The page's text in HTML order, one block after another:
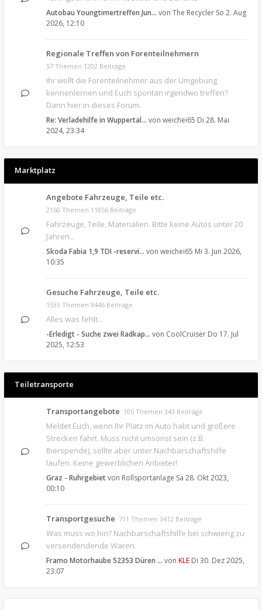
Autobau Youngtimertreffen Jun… von The Recycler So 2. Aug
2026, 12:10
Regionale Treffen von Forenteilnehmern
57 Themen 1202 Beiträge
Ihr wollt die Forenteilnehmer aus der Umgebung
kennenlernen und Euch spontan irgendwo treffen?
Dann hier in dieses Forum.
Re: Verladehilfe in Wuppertal… von weichei65 Di 28. Mai
2024, 23:34
Marktplatz
Angebote Fahrzeuge, Teile etc.
2160 Themen 11856 Beiträge
Fahrzeuge, Teile, Materialien. Bitte keine Autos unter 20
Jahren...
Skoda Fabia 1,9 TDI -reservi… von weichei65 Mi 3. Jun 2026,
10:35
Gesuche Fahrzeuge, Teile etc.
1533 Themen 9446 Beiträge
Alles was fehlt...
-Erledigt - Suche zwei Radkap… von CoolCruiser Do 17. Jul
2025, 12:53
Teiletransporte
Transportangebote 105 Themen 343 Beiträge
Meldet Euch, wenn Ihr Platz im Auto habt und größere
Strecken fahrt. Muss nicht umsonst sein (z.B.
Bierspende), sollte aber unter Nachbarschaftshilfe
laufen. Keine gewerblichen Anbieter!
Graz - Ruhrgebietvon Rollsportanlage Sa 28. Okt 2023,
00:10
Transportgesuche 711 Themen 3412 Beiträge
Was muss wo hin? Nachbarschaftshilfe bei schwierig zu
versendendende Waren.
Framo Motorhaube 52353 Düren … von KLE Di 30. Dez 2025,
23:07